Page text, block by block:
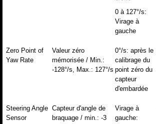
0 à 127°/s:
Virage à
gauche
Zero Point of
Yaw Rate
Valeur zéro
mémorisée / Min.:
-128°/s, Max.: 127°/s
0°/s: après le
calibrage du
point zéro du
capteur
d'embardée
Steering Angle
Sensor
Capteur d'angle de
braquage / min.: -3
Virage à
gauche: